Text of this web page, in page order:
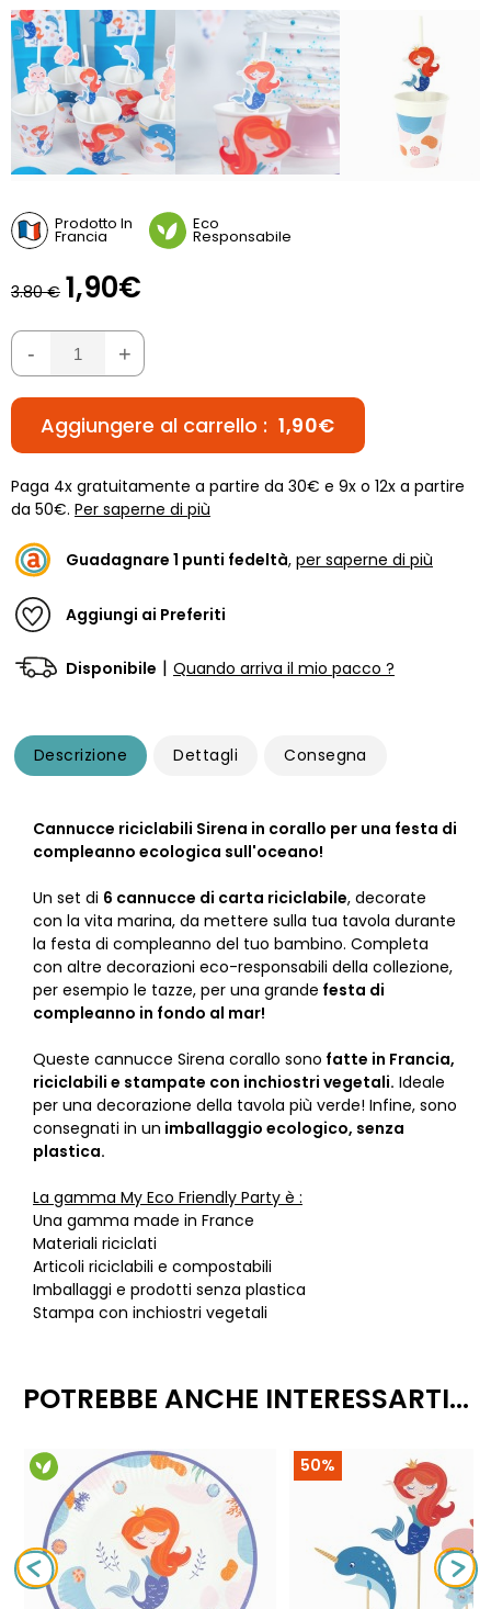
Prodotto In
Francia
Eco
Responsabile
3.80 € 1,90€
- +
Aggiungere al carrello : 1,90€
Paga 4x gratuitamente a partire da 30€ e 9x o 12x a partire
da 50€. Per saperne di più
Guadagnare 1 punti fedeltà, per saperne di più
Aggiungi ai Preferiti
Disponibile | Quando arriva il mio pacco ?
Descrizione Dettagli Consegna
Cannucce riciclabili Sirena in corallo per una festa di
compleanno ecologica sull'oceano!
Un set di 6 cannucce di carta riciclabile, decorate
con la vita marina, da mettere sulla tua tavola durante
la festa di compleanno del tuo bambino. Completa
con altre decorazioni eco-responsabili della collezione,
per esempio le tazze, per una grande festa di
compleanno in fondo al mar!
Queste cannucce Sirena corallo sono fatte in Francia,
riciclabili e stampate con inchiostri vegetali. Ideale
per una decorazione della tavola più verde! Infine, sono
consegnati in un imballaggio ecologico, senza
plastica.
La gamma My Eco Friendly Party è :
Una gamma made in France
Materiali riciclati
Articoli riciclabili e compostabili
Imballaggi e prodotti senza plastica
Stampa con inchiostri vegetali
POTREBBE ANCHE INTERESSARTI...
50%